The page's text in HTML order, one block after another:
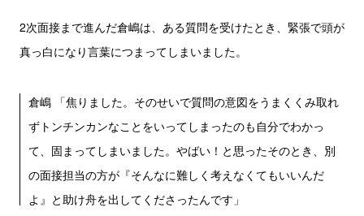
2次面接まで進んだ倉嶋は、ある質問を受けたとき、緊張で頭が
真っ白になり言葉につまってしまいました。
倉嶋 「焦りました。そのせいで質問の意図をうまくくみ取れ
ずトンチンカンなことをいってしまったのも自分でわかっ
て、固まってしまいました。やばい！と思ったそのとき、別
の面接担当の方が『そんなに難しく考えなくてもいいんだ
よ』と助け舟を出してくださったんです」